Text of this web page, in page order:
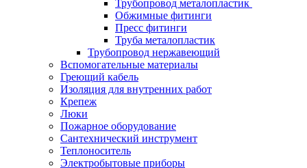
Трубопровод металопластик
Обжимные фитинги
Пресс фитинги
Труба металопластик
Трубопровод нержавеющий
Вспомогательные материалы
Греющий кабель
Изоляция для внутренних работ
Крепеж
Люки
Пожарное оборудование
Сантехнический инструмент
Теплоноситель
Электробытовые приборы